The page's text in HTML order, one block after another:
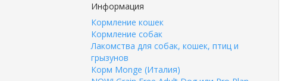
Информация
Кормление кошек
Кормление собак
Лакомства для собак, кошек, птиц и
грызунов
Корм Monge (Италия)